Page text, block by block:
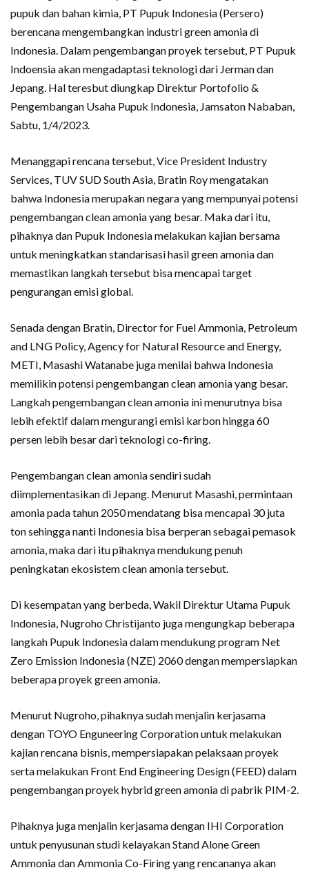
pupuk dan bahan kimia, PT Pupuk Indonesia (Persero)
berencana mengembangkan industri green amonia di
Indonesia. Dalam pengembangan proyek tersebut, PT Pupuk
Indoensia akan mengadaptasi teknologi dari Jerman dan
Jepang. Hal teresbut diungkap Direktur Portofolio &
Pengembangan Usaha Pupuk Indonesia, Jamsaton Nababan,
Sabtu, 1/4/2023.
Menanggapi rencana tersebut, Vice President Industry
Services, TUV SUD South Asia, Bratin Roy mengatakan
bahwa Indonesia merupakan negara yang mempunyai potensi
pengembangan clean amonia yang besar. Maka dari itu,
pihaknya dan Pupuk Indonesia melakukan kajian bersama
untuk meningkatkan standarisasi hasil green amonia dan
memastikan langkah tersebut bisa mencapai target
pengurangan emisi global.
Senada dengan Bratin, Director for Fuel Ammonia, Petroleum
and LNG Policy, Agency for Natural Resource and Energy,
METI, Masashi Watanabe juga menilai bahwa Indonesia
memilikin potensi pengembangan clean amonia yang besar.
Langkah pengembangan clean amonia ini menurutnya bisa
lebih efektif dalam mengurangi emisi karbon hingga 60
persen lebih besar dari teknologi co-firing.
Pengembangan clean amonia sendiri sudah
diimplementasikan di Jepang. Menurut Masashi, permintaan
amonia pada tahun 2050 mendatang bisa mencapai 30 juta
ton sehingga nanti Indonesia bisa berperan sebagai pemasok
amonia, maka dari itu pihaknya mendukung penuh
peningkatan ekosistem clean amonia tersebut.
Di kesempatan yang berbeda, Wakil Direktur Utama Pupuk
Indonesia, Nugroho Christijanto juga mengungkap beberapa
langkah Pupuk Indonesia dalam mendukung program Net
Zero Emission Indonesia (NZE) 2060 dengan mempersiapkan
beberapa proyek green amonia.
Menurut Nugroho, pihaknya sudah menjalin kerjasama
dengan TOYO Enguneering Corporation untuk melakukan
kajian rencana bisnis, mempersiapakan pelaksaan proyek
serta melakukan Front End Engineering Design (FEED) dalam
pengembangan proyek hybrid green amonia di pabrik PIM-2.
Pihaknya juga menjalin kerjasama dengan IHI Corporation
untuk penyusunan studi kelayakan Stand Alone Green
Ammonia dan Ammonia Co-Firing yang rencananya akan